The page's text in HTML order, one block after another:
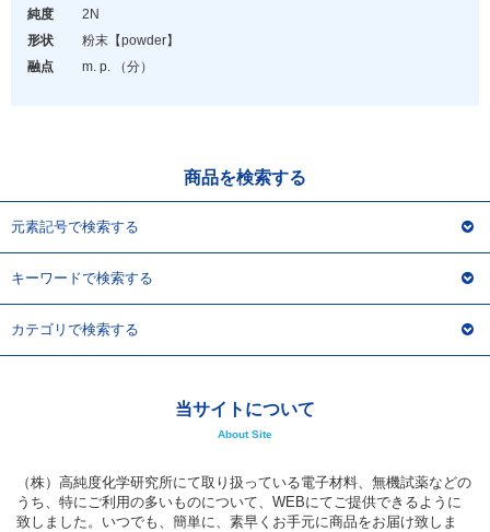
純度
2N
形状
粉末 【powder】
融点
m. p. （分）
商品を検索する
元素記号で検索する
キーワードで検索する
カテゴリで検索する
当サイトについて
About Site
（株）高純度化学研究所にて取り扱っている電子材料、無機試薬などの
うち、特にご利用の多いものについて、WEBにてご提供できるように
致しました。いつでも、簡単に、素早くお手元に商品をお届け致しま